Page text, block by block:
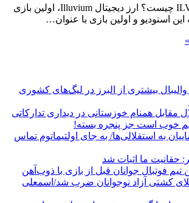
توکن sILV و ILV چیست؟ ارز دیجیتال Illuvium، اولین بازی
استودیو و اولین بازی با عنوان…
بیشتری از البرز در لیگ‌های کشوری
مقابل همنام خوزستانی در دیداری تدارکاتی
خوب است جز پنجره بسته!
به استقلالی‌ها/ به جای اولتیماتوم تماس
حقانیت ما اثبات شد
تیم فوتبال جوانان قبل از بازی با ذوب‌آهن
کشتی آزاد نوجوانان ضرب شد/اسمعلی